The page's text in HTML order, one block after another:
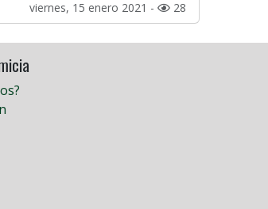
viernes, 15 enero 2021 - 28